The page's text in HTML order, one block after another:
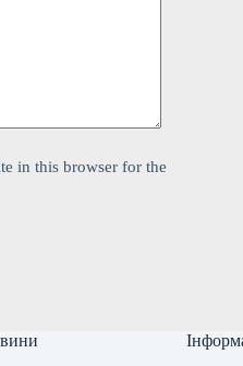
in this browser for the